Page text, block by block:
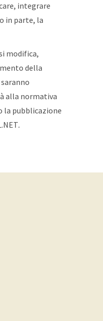
integrare
in parte, la
modifica,
della
alla normativa
la pubblicazione
.